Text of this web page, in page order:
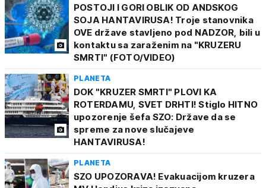
POSTOJI I GORI OBLIK OD ANDSKOG
SOJA HANTAVIRUSA! Troje stanovnika
OVE države stavljeno pod NADZOR, bili u
kontaktu sa zaraženim na "KRUZERU
SMRTI" (FOTO/VIDEO)
PLANETA
DOK "KRUZER SMRTI" PLOVI KA
ROTERDAMU, SVET DRHTI! Stiglo HITNO
upozorenje šefa SZO: Države da se
spreme za nove slučajeve
HANTAVIRUSA!
PLANETA
SZO UPOZORAVA! Evakuacijom kruzera